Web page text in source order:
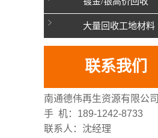
大量回收工地材料
联系我们
南通德伟再生资源有限公司
手 机：189-1242-8733
联系人：沈经理